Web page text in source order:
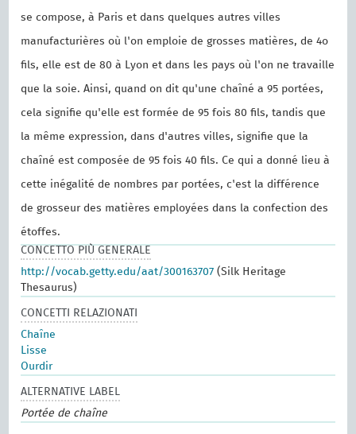
se compose, à Paris et dans quelques autres villes
manufacturières où l'on emploie de grosses matières, de 4o
fils, elle est de 80 à Lyon et dans les pays où l'on ne travaille
que la soie. Ainsi, quand on dit qu'une chaîné a 95 portées,
cela signifie qu'elle est formée de 95 fois 80 fils, tandis que
la même expression, dans d'autres villes, signifie que la
chaîné est composée de 95 fois 40 fils. Ce qui a donné lieu à
cette inégalité de nombres par portées, c'est la différence
de grosseur des matières employées dans la confection des
étoffes.
CONCETTO PIÙ GENERALE
http://vocab.getty.edu/aat/300163707 (Silk Heritage
Thesaurus)
CONCETTI RELAZIONATI
Chaîne
Lisse
Ourdir
ALTERNATIVE LABEL
Portée de chaîne